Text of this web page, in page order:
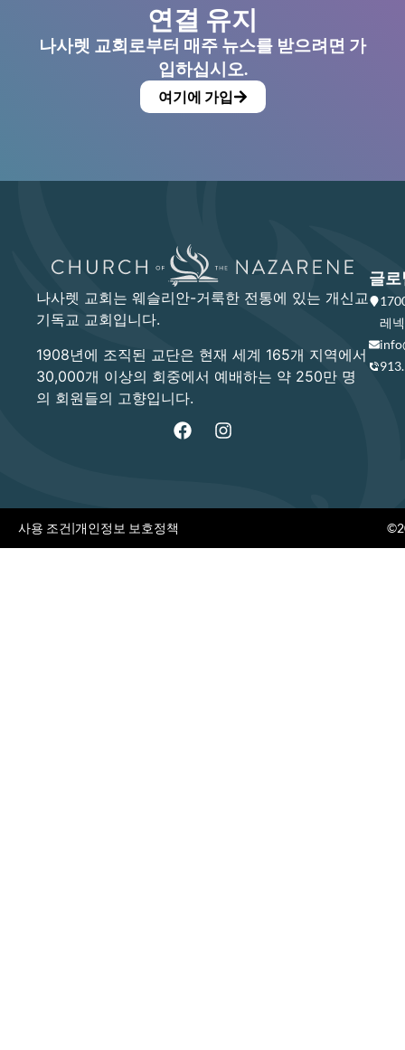
연결 유지
나사렛 교회로부터 매주 뉴스를 받으려면 가
입하십시오.
여기에 가입
나사렛 교회는 웨슬리안-거룩한 전통에 있는 개신교
기독교 교회입니다.
1908년에 조직된 교단은 현재 세계 165개 지역에서
30,000개 이상의 회중에서 예배하는 약 250만 명
의 회원들의 고향입니다.
글로
레
사용 조건|개인정보 보호정책